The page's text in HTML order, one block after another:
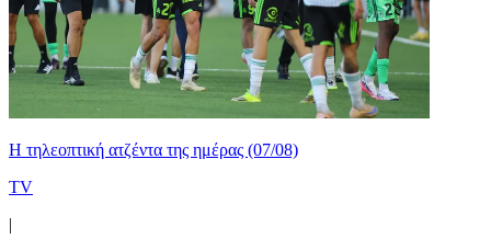
Η τηλεοπτική ατζέντα της ημέρας (07/08)
TV
|